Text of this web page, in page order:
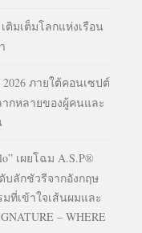
ติมเต็มโลกแห่งเรือน
ภายใต้คอนเซปต์
ากหลายของผู้คนและ
เผยโฉม A.S.P®
บลักชัวรีจากอังกฤษ
ที่เข้าใจเส้นผมและ
– WHERE